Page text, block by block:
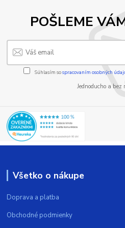
POŠLEME
Súhlasím sospracovaním osobných
Jednoducho a bez
Všetko o nákupe
Doprava a platba
Obchodné podmienky